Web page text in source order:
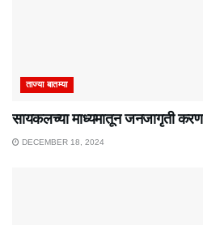
ताज्या बातम्या
सायकलच्या माध्यमातून जनजागृती
DECEMBER 18, 2024